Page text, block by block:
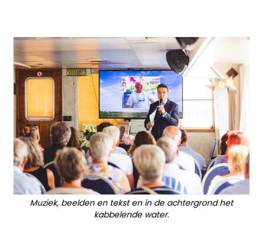
Muziek, beelden en tekst en in de achtergrond het
kabbelende water.